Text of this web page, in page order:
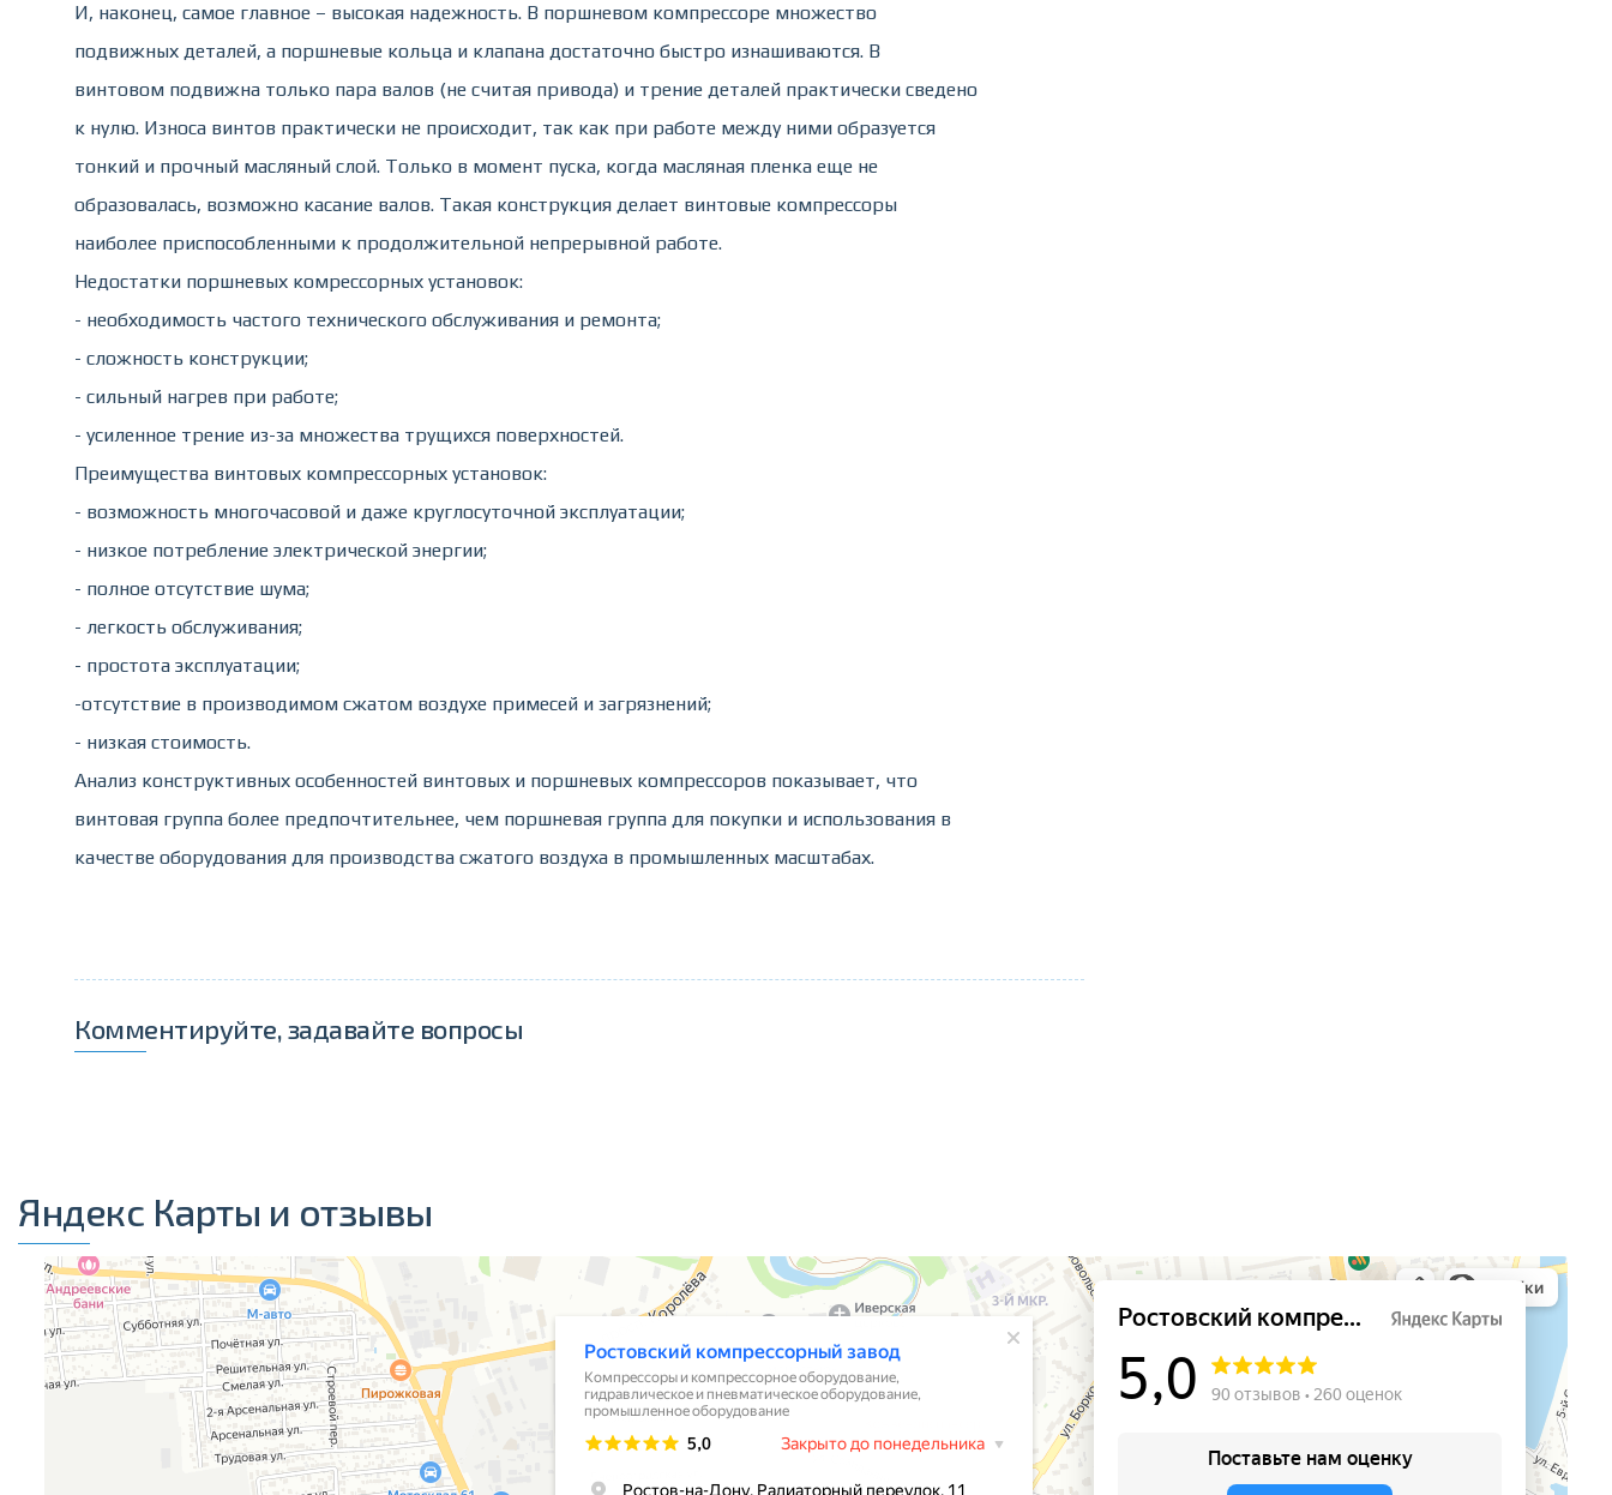
И, наконец, самое главное – высокая надежность. В поршневом компрессоре множество
подвижных деталей, а поршневые кольца и клапана достаточно быстро изнашиваются. В
винтовом подвижна только пара валов (не считая привода) и трение деталей практически сведено
к нулю. Износа винтов практически не происходит, так как при работе между ними образуется
тонкий и прочный масляный слой. Только в момент пуска, когда масляная пленка еще не
образовалась, возможно касание валов. Такая конструкция делает винтовые компрессоры
наиболее приспособленными к продолжительной непрерывной работе.
Недостатки поршневых комрессорных установок:
- необходимость частого технического обслуживания и ремонта;
- сложность конструкции;
- сильный нагрев при работе;
- усиленное трение из-за множества трущихся поверхностей.
Преимущества винтовых компрессорных установок:
- возможность многочасовой и даже круглосуточной эксплуатации;
- низкое потребление электрической энергии;
- полное отсутствие шума;
- легкость обслуживания;
- простота эксплуатации;
-отсутствие в производимом сжатом воздухе примесей и загрязнений;
- низкая стоимость.
Анализ конструктивных особенностей винтовых и поршневых компрессоров показывает, что
винтовая группа более предпочтительнее, чем поршневая группа для покупки и использования в
качестве оборудования для производства сжатого воздуха в промышленных масштабах.
Комментируйте, задавайте вопросы
Яндекс Карты и отзывы